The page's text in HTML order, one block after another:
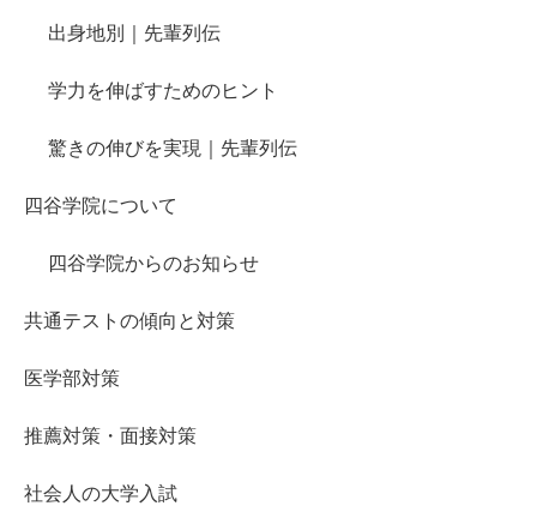
出身地別｜先輩列伝
学力を伸ばすためのヒント
驚きの伸びを実現｜先輩列伝
四谷学院について
四谷学院からのお知らせ
共通テストの傾向と対策
医学部対策
推薦対策・面接対策
社会人の大学入試